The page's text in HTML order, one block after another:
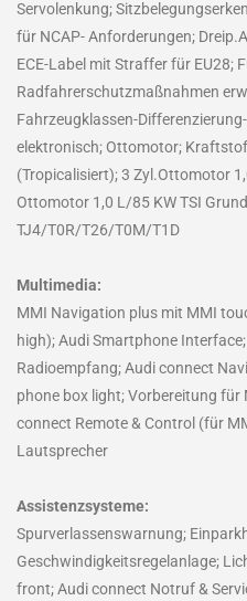
Servolenkung;
für NCAP- Anforderungen;
ECE-Label mit Straffer für EU28;
Radfahrerschutzmaßnahmen
Fahrzeugklassen-
elektronisch; Ottomotor;
(Tropicalisiert); 3 Zyl.Ottomotor
Ottomotor 1,0 L/85 KW TSI
TJ4/T0R/T26/T0M/T1D
Multimedia:
MMI Navigation plus mit MMI
high); Audi Smartphone
Radioempfang; Audi connect
phone box light; Vorbereitung
connect Remote & Control (für
Lautsprecher
Assistenzsysteme:
Spurverlassenswarnung;
Geschwindigkeitsregelanlage;
front; Audi connect Notruf &